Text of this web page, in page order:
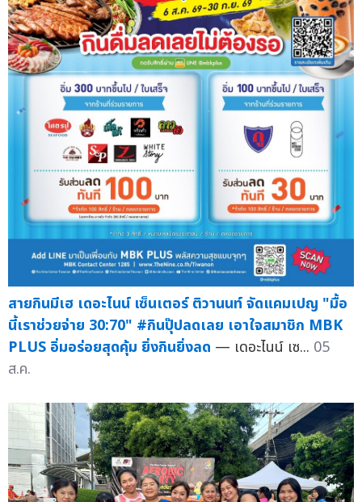
สายกินมีเฮ เดอะไนน์ เซ็นเตอร์ ติวานนท์ จัดแคมเปญ "มื้อ
นี้เราช่วยจ่าย 30:70" #กินปุ๊ปลดเลย เอาใจสมาชิก MBK
PLUS อิ่มอร่อยสุดคุ้ม ยิ่งกินยิ่งลด — เดอะไนน์ เซ... 05
ส.ค.